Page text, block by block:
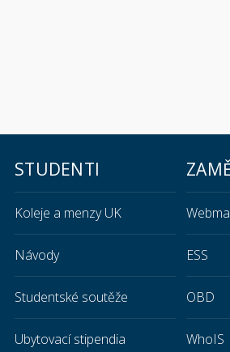
STUDENTI
Koleje a menzy UK
Návody
Studentské soutěže
Ubytovací stipendia
ESS
OBD
WhoIS